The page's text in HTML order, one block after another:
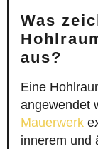
Was
aus?
Eine
angewendet
Mauerwerk
innerem und